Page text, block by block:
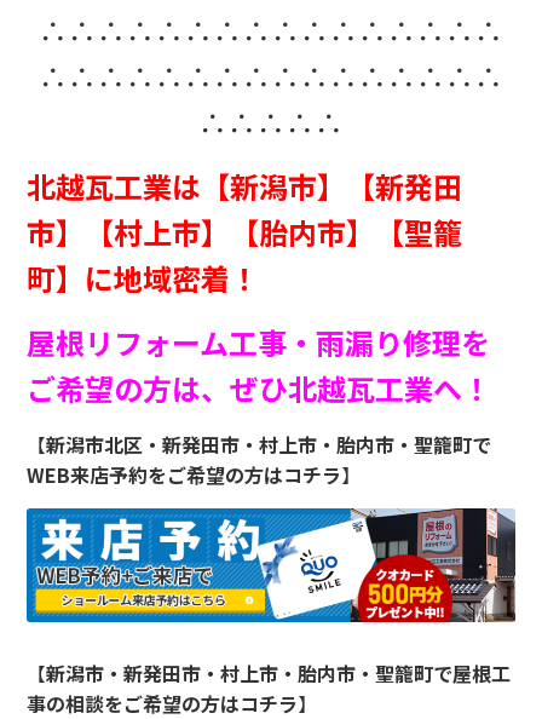
∴∴∴∴∴∴∴∴∴∴∴∴∴∴∴∴
∴∴∴∴∴∴∴∴∴∴∴∴∴∴∴∴
∴∴∴∴∴
北越瓦工業は【新潟市】【新発田
市】【村上市】【胎内市】【聖籠
町】に地域密着！
屋根リフォーム工事・雨漏り修理を
ご希望の方は、ぜひ北越瓦工業へ！
【新潟市北区・新発田市・村上市・胎内市・聖籠町で
WEB来店予約をご希望の方はコチラ】
【新潟市・新発田市・村上市・胎内市・聖籠町で屋根工
事の相談をご希望の方はコチラ】